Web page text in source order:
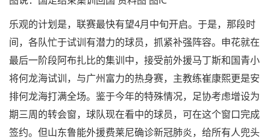
乐观的计划是，联赛最快有望4月中旬开启。于是，那段时
间，各队忙于试训有潜力的球员，抓紧补强阵容。申花就在
最后一阶段阿布扎比的集训中，接受前外援马丁斯和国青小
将何龙海试训，与广州富力的热身赛，主教练崔康熙更是安
排何龙海打满全场。鉴于今年的特殊情况，足协考虑增设为
期三周的转会窗，球队现在看中的球员，可在这个窗口完成
签约。但山东鲁能外援费莱尼确诊新冠肺炎，给所有人兜头